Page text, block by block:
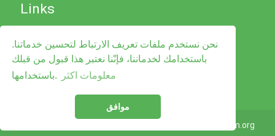
نحن نستخدم ملفات تعريف الارتباط لتحسين خدماتنا.
باستخدامك لخدماننا، فإنّنا نعتبر هذا قبول من قبلك
باستخدامها.
معلومات اكثر
موافق
Links
سياسة الخصوصية
شروط الخدمة
Legal Advise
اتصل بنا
Taligram.org